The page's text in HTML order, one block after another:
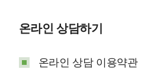
온라인 상담하기
온라인 상담 이용약관